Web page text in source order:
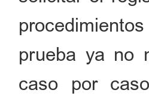
prueba ya no
caso por